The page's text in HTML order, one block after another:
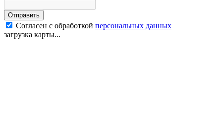
Отправить
Согласен с обработкой персональных данных
загрузка карты...